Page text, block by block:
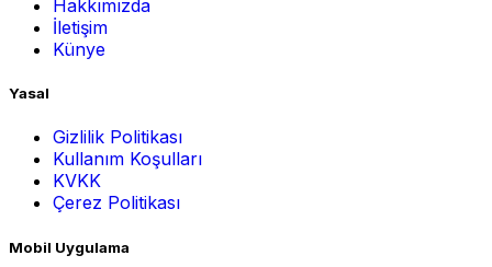
Hakkımızda
İletişim
Künye
Yasal
Gizlilik Politikası
Kullanım Koşulları
KVKK
Çerez Politikası
Mobil Uygulama